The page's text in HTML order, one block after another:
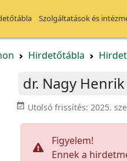
Szolgáltatások és
Hirdetőtábla
dr. Nagy
event_available Utolsó frissítés: 2025.
Figyelem!
Ennek a